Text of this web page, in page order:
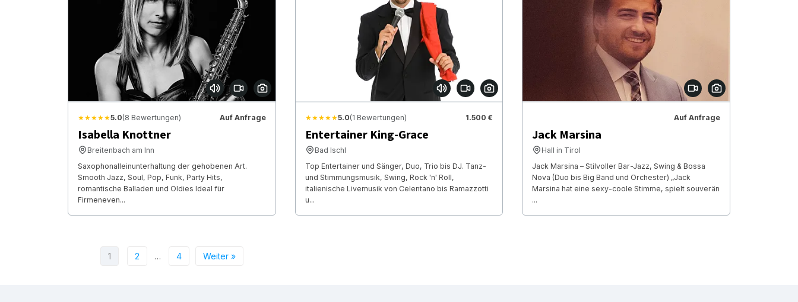
★★★★★5.0(8 Bewertungen) Auf Anfrage
Isabella Knottner
Breitenbach am Inn
Saxophonalleinunterhaltung der gehobenen Art.
Smooth Jazz, Soul, Pop, Funk, Party Hits,
romantische Balladen und Oldies Ideal für
Firmeneven...
★★★★★5.0(1 Bewertungen) 1.500 €
Entertainer King-Grace
Bad Ischl
Top Entertainer und Sänger, Duo, Trio bis DJ. Tanz-
und Stimmungsmusik, Swing, Rock 'n' Roll,
italienische Livemusik von Celentano bis Ramazzotti
u...
Auf Anfrage
Jack Marsina
Hall in Tirol
Jack Marsina – Stilvoller Bar-Jazz, Swing & Bossa
Nova (Duo bis Big Band und Orchester) „Jack
Marsina hat eine sexy-coole Stimme, spielt souverän
...
1 2 … 4 Weiter »